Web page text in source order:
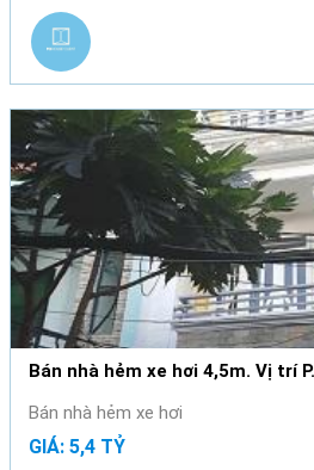
Bán nhà hẻm xe hơi 4,5m. Vị trí
Bán nhà hẻm xe hơi
GIÁ: 5,4 TỶ